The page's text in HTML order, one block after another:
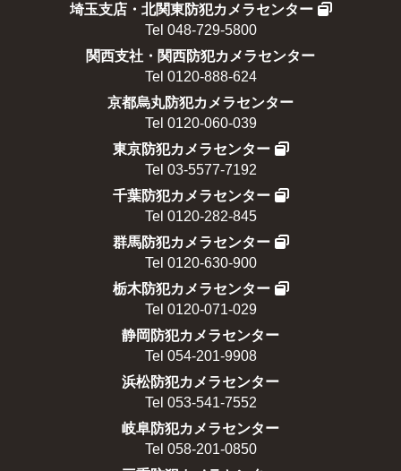
埼玉支店・北関東防犯カメラセンター
Tel 048-729-5800
関西支社・関西防犯カメラセンター
Tel 0120-888-624
京都烏丸防犯カメラセンター
Tel 0120-060-039
東京防犯カメラセンター
Tel 03-5577-7192
千葉防犯カメラセンター
Tel 0120-282-845
群馬防犯カメラセンター
Tel 0120-630-900
栃木防犯カメラセンター
Tel 0120-071-029
静岡防犯カメラセンター
Tel 054-201-9908
浜松防犯カメラセンター
Tel 053-541-7552
岐阜防犯カメラセンター
Tel 058-201-0850